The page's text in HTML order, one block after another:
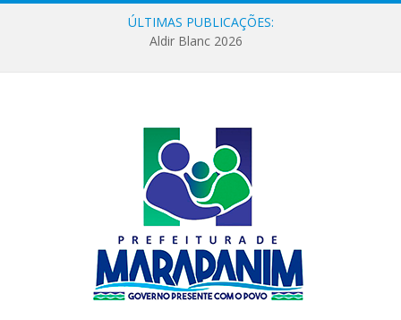
ÚLTIMAS PUBLICAÇÕES:
Aldir Blanc 2026